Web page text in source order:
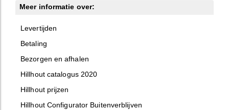
Meer informatie over:
Levertijden
Betaling
Bezorgen en afhalen
Hillhout catalogus 2020
Hillhout prijzen
Hillhout Configurator Buitenverblijven